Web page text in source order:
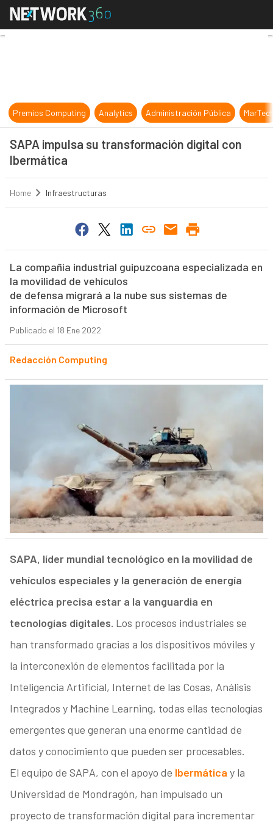
SAPA impulsa su transformación
Premios Computing Analytics Administración Pública
SAPA impulsa su transformación digital con
Ibermática
Home Infraestructuras
La compañía industrial guipuzcoana especializada en
la movilidad de vehículos
de defensa migrará a la nube sus sistemas de
información de Microsoft
Publicado el 18 Ene 2022
Redacción Computing
SAPA, líder mundial tecnológico en la movilidad de
vehículos especiales y la generación de energía
eléctrica precisa estar a la vanguardia en
tecnologías digitales. Los procesos industriales se
han transformado gracias a los dispositivos móviles y
la interconexión de elementos facilitada por la
Inteligencia Artificial, Internet de las Cosas, Análisis
Integrados y Machine Learning, todas ellas tecnologías
emergentes que generan una enorme cantidad de
datos y conocimiento que pueden ser procesables.
El equipo de SAPA, con el apoyo de Ibermática y la
Universidad de Mondragón, han impulsado un
proyecto de transformación digital para incrementar